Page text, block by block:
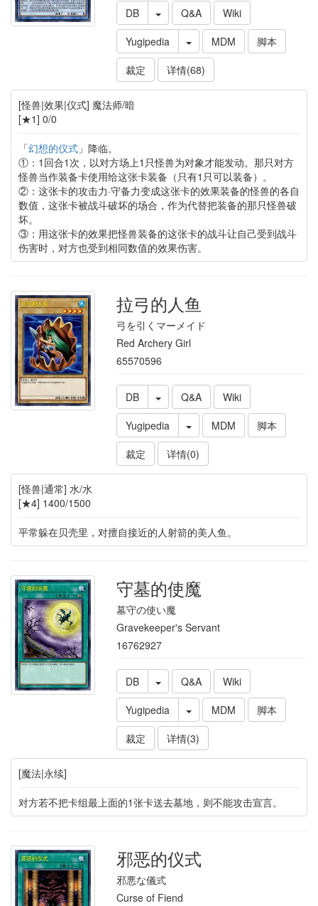
DB Q&A
Wiki
Yugipedia
MDM
脚本
裁定
详情(68)
[怪兽|效果|仪式] 魔法师/暗
[★1] 0/0
「幻想的仪式」降临。
①：1回合1次，以对方场上1只怪兽为对象才能发动。那只对方
怪兽当作装备卡使用给这张卡装备（只有1只可以装备）。
②：这张卡的攻击力·守备力变成这张卡的效果装备的怪兽的各自
数值，这张卡被战斗破坏的场合，作为代替把装备的那只怪兽破
坏。
③：用这张卡的效果把怪兽装备的这张卡的战斗让自己受到战斗
伤害时，对方也受到相同数值的效果伤害。
拉弓的人鱼
弓を引くマーメイド
Red Archery Girl
65570596
DB Q&A
Wiki
Yugipedia
MDM
脚本
裁定
详情(0)
[怪兽|通常] 水/水
[★4] 1400/1500
平常躲在贝壳里，对擅自接近的人射箭的美人鱼。
守墓的使魔
墓守の使い魔
Gravekeeper's Servant
16762927
DB Q&A
Wiki
Yugipedia
MDM
脚本
裁定
详情(3)
[魔法|永续]
对方若不把卡组最上面的1张卡送去墓地，则不能攻击宣言。
邪恶的仪式
邪悪な儀式
Curse of Fiend